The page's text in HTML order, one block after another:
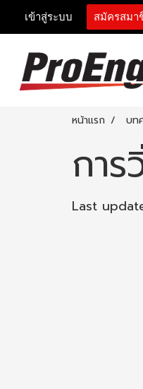
เข้าสู่ระบบ สมัครสมา
หน้าแรก บท
กา
Last